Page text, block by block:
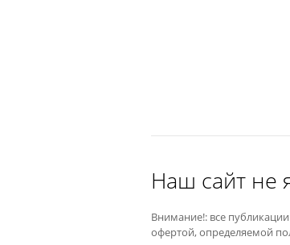
Наш сайт не
Внимание!: все
офертой, определяемой